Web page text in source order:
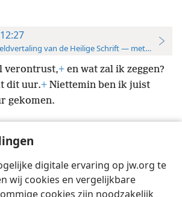
digitale ervaring op jw.org te
wij cookies en vergelijkbare
cookies zijn noodzakelijk
van de Heilige Schrift — met
verontrust,+ en wat zal ik zeggen?
dit uur.+ Niettemin ben ik juist
gekomen.